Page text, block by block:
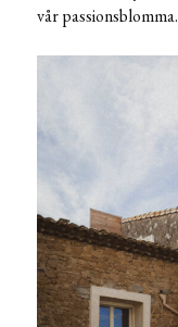
vår passionsblomma.